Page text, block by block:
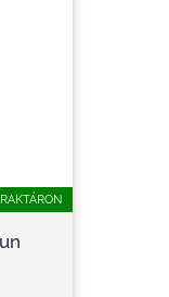
RAKTÁRON